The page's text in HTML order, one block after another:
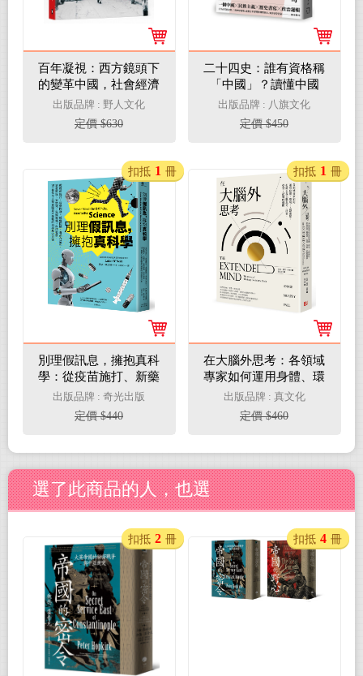
百年凝視：西方鏡頭下
的變革中國，社會經濟
學家甘博1917～1932記
錄的歷史瞬間
出版品牌 : 野人文化
定價 $630
二十四史：誰有資格稱
「中國」？讀懂中國
「正史」背後的政治操
作邏輯
出版品牌 : 八旗文化
定價 $450
別理假訊息，擁抱真科
學：從疫苗施打、新藥
開發、成癮問題、毒品
合法化，到憂鬱症、安
樂死、氣候變遷、科技
方案
出版品牌 : 奇光出版
定價 $440
扣抵 1 冊
在大腦外思考：各領域
專家如何運用身體、環
境、人際關係，打破只
靠大腦思考、決策、學
習、記憶的侷限
出版品牌 : 真文化
定價 $460
扣抵 1 冊
選了此商品的人，也選
扣抵 2 冊 扣抵 4 冊